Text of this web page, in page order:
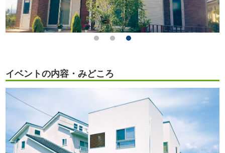
イベントの内容・みどころ